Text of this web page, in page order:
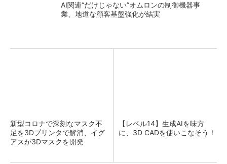
AI関連“だけじゃない”オムロンの制御機器事
業、地道な顧客基盤強化が結実
新型コロナで深刻なマスク不
足を3Dプリンタで解消、イグ
アスが3Dマスクを開発
【レベル14】生成AIを味方
に、3D CADを使いこなそう！